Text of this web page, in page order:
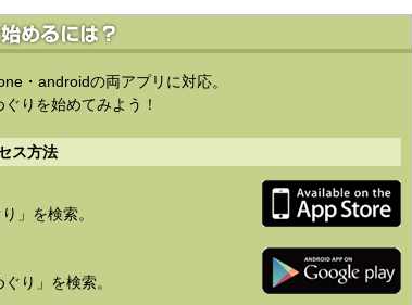
・androidの両アプリに対応。
りを始めてみよう！
ス方法
」を検索。
り」を検索。